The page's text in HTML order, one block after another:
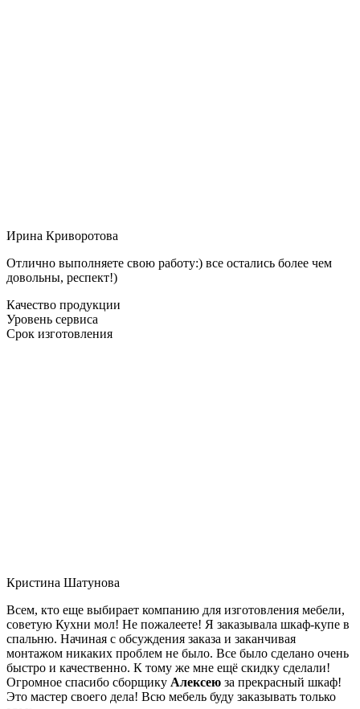
Ирина Криворотова
Отлично выполняете свою работу:) все остались более чем
довольны, респект!)
Качество продукции
Уровень сервиса
Срок изготовления
Кристина Шатунова
Всем, кто еще выбирает компанию для изготовления мебели,
советую Кухни мол! Не пожалеете! Я заказывала шкаф-купе в
спальню. Начиная с обсуждения заказа и заканчивая
монтажом никаких проблем не было. Все было сделано очень
быстро и качественно. К тому же мне ещё скидку сделали!
Огромное спасибо сборщику Алексею за прекрасный шкаф!
Это мастер своего дела! Всю мебель буду заказывать только